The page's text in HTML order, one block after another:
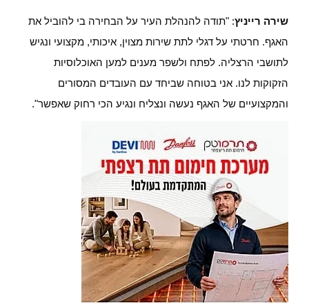
שירה רייניץ: "תודה להנהלת העיר על הבחירה בי להוביל את
האגף. חרטתי על דגלי לתת שירות מצוין, איכותי, מקצועי ונגיש
לתושבי הרצליה. לפתח ולשפר מענים למען האוכלוסיות
הזקוקות לנו. אני בטוחה שביחד עם העובדים המסורים
והמקצועיים של האגף נעשה ונצליח ונגיע הכי רחוק שאפשר".